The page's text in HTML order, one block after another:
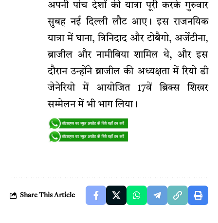
अपनी पांच देशों की यात्रा पूरी करके गुरुवार
सुबह नई दिल्ली लौट आए। इस राजनयिक
यात्रा में घाना, त्रिनिदाद और टोबैगो, अर्जेंटीना,
ब्राजील और नामीबिया शामिल थे, और इस
दौरान उन्होंने ब्राजील की अध्यक्षता में रियो डी
जेनेरियो में आयोजित 17वें ब्रिक्स शिखर
सम्मेलन में भी भाग लिया।
Share This Article